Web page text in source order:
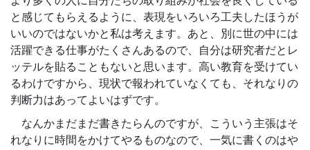
と感じてもらえるように、表現をいろいろ工夫したほうが
いいのではないかと私は考えます。あと、別に世の中には
活躍できる仕事がたくさんあるので、自分は研究者だとレ
ッテルを貼ることもないと思います。高い教育を受けてい
るわけですから、現状で報われていなくても、それなりの
判断力はあってよいはずです。
なんかまだまだ書きたらんのですが、こういう主張はそ
れなりに時間をかけてやるものなので、一気に書くのはや